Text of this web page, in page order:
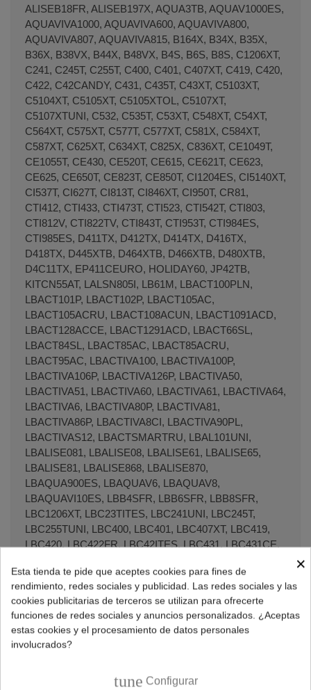
ALISEB18FR, ALISEB197X, AQUA3TB, AQUAV1000ES,
AQUAVIVA1000, AQUAVIVA600, AQUAVIVA800,
AQUAVIVA807, AQUAVIVA815, B164X, B34X, B35X,
B36X, B38VX, B44X, B48VX, B4S, B6S, B8S, C1206XT,
C241, C245T, C255T, C400, C401, C407XT, C419, C420,
C422, C42CANDY, C431, C435T, C43XT, C5103XT,
C5104XT, C5105XT, C5105XTOL, C5107XT,
C5107XTUNI, C532, C535T, C53XT, C548XT, C54XT,
C564XT, C575XT, C577T, C577XT, C581X, C584XT,
C587XT, C625XT, C634XT, C825X, C836XT, CE1049T,
CE1055T, CE430, CE520T, CE615, CE621T, CE623,
CE625, CE650T, CE823T, CE850T, CI1204ES, CI5140XT,
CI537T, CI627T, CI813T, CI846XT, CI950T, CR81,
CTI412, CTI433, CTI473T, CTI523, CTI542T, CTI803,
CTI812V, CTI822TV, CTI843T, CTI953T, CTI984ES,
CTI985ES, D411TX, D412TX, D414TX, D416TX,
D418TX, D445XTB, D464XTB, D466XTB, D480XTB,
D4C11TX, EP411CEURO, HOLIDAY60, JP42TB,
KITCN55AT, LALSN805I, LB61M, LBACT100PLN,
LBACT101P, LBACT102P, LBACT105AC,
LBACT105ACRU, LBACT108ACUN, LBACT1091ACD,
LBACT128ACCE, LBACT1291ACD, LBACT66SL,
LBACT84SL, LBACT85AC, LBACT85ACRU,
LBACT95AC, LBACTIVA100, LBACTIVA100P,
LBACTIVA106P, LBACTIVA126P, LBACTIVA50,
LBACTIVA51, LBACTIVA60, LBACTIVA61, LBACTIVA64,
LBACTIVA6, LBACTIVA80P, LBACTIVA81,
LBACTIVA86P, LBACTIVA8CI, LBACTIVA90PL,
LBACTIVAS12, LBACTSMARTRU, LBAL101UNI,
LBALISE081, LBALISE08, LBALISE61, LBALISE65,
LBALISE81, LBALISE868, LBALISE870,
LBAQUA900ES, LBAQUAV6, LBAQUAV8,
LBAQUAVI10ES, LBB4SFR, LBB6SFR, LBB8SFR,
LBC1206XT, LBC23TITES, LBC241UNI, LBC245T,
LBC255TUNI, LBC400, LBC401, LBC407XT, LBC419,
LBC420, LBC422FR, LBC42ITES, LBC431, LBC431CE,
LBC535T, LBC53XT, LBC548XT, LBC54XT, LBC577T,
LBC581XCE, LBC584XT, LBC587XT, LBC625XT,
LBC634XT, LBC825X, LBC825X, LBC836XT,
LBCE1049T, LBCE1055T, LBCE425CH, LBCE430,
LBCE520T, LBCE615, LBCE621T, LBCE623R,
LBCE625TR, LBCE650TR, LBCE823T, LBCE850TR,
LBCHIARA45T, LBCHIARA46, LBCHIARA4T,
×
Esta tienda te pide que aceptes cookies para fines de
rendimiento, redes sociales y publicidad. Las redes sociales y las
cookies publicitarias de terceros se utilizan para ofrecerte
funciones de redes sociales y anuncios personalizados. ¿Aceptas
estas cookies y el procesamiento de datos personales
involucrados?
tune Configurar